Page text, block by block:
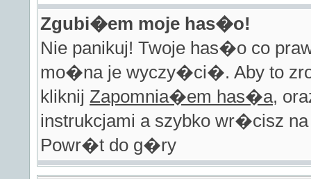
Zgubi�em moje has�o!
Nie panikuj! Twoje has�o co
mo�na je wyczy�ci�. Aby to
kliknij Zapomnia�em has�a,
instrukcjami a szybko wr�cisz
Powr�t do g�ry